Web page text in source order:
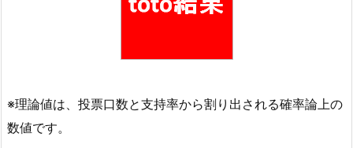
※理論値は、投票口数と支持率から割り出される確率論上の
数値です。